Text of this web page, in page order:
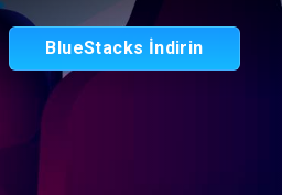
BlueStacks İndirin